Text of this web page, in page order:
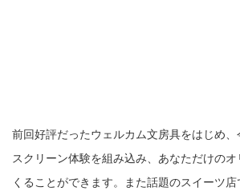
前回好評だったウェルカム文房具をはじめ
スクリーン体験を組み込み、あなただけの
くることができます。また話題のスイーツ